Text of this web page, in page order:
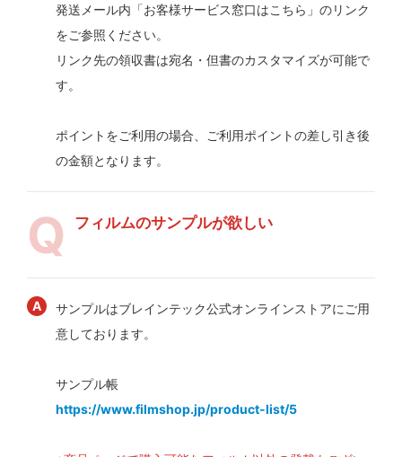
発送メール内「お客様サービス窓口はこちら」のリンク
をご参照ください。
リンク先の領収書は宛名・但書のカスタマイズが可能で
す。
ポイントをご利用の場合、ご利用ポイントの差し引き後
の金額となります。
フィルムのサンプルが欲しい
サンプルはブレインテック公式オンラインストアにご用
意しております。
サンプル帳
https://www.filmshop.jp/product-list/5